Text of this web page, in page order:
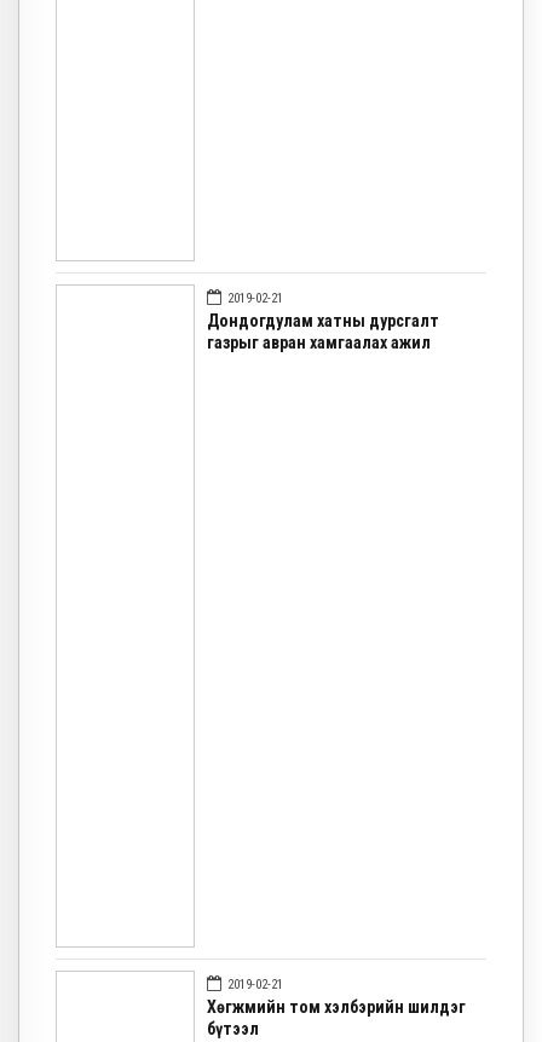
2019-02-21
Дондогдулам хатны дурсгалт
газрыг авран хамгаалах ажил
2019-02-21
Хөгжмийн том хэлбэрийн шилдэг
бүтээл